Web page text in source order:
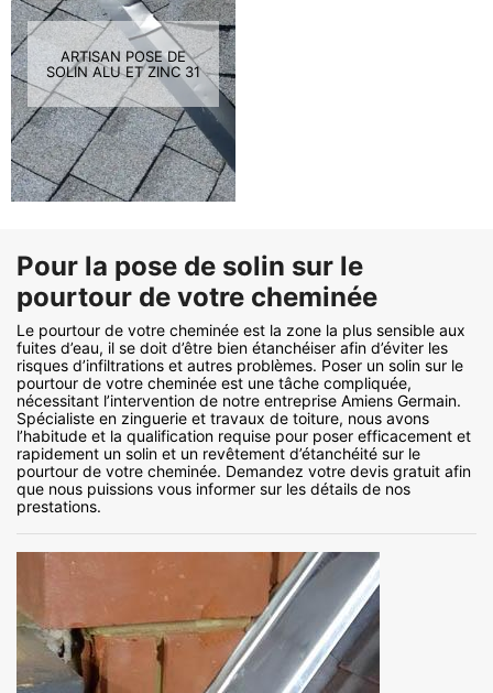
ARTISAN POSE DE
SOLIN ALU ET ZINC 31
Pour la pose de solin sur le
pourtour de votre cheminée
Le pourtour de votre cheminée est la zone la plus sensible aux
fuites d’eau, il se doit d’être bien étanchéiser afin d’éviter les
risques d’infiltrations et autres problèmes. Poser un solin sur le
pourtour de votre cheminée est une tâche compliquée,
nécessitant l’intervention de notre entreprise Amiens Germain.
Spécialiste en zinguerie et travaux de toiture, nous avons
l’habitude et la qualification requise pour poser efficacement et
rapidement un solin et un revêtement d’étanchéité sur le
pourtour de votre cheminée. Demandez votre devis gratuit afin
que nous puissions vous informer sur les détails de nos
prestations.